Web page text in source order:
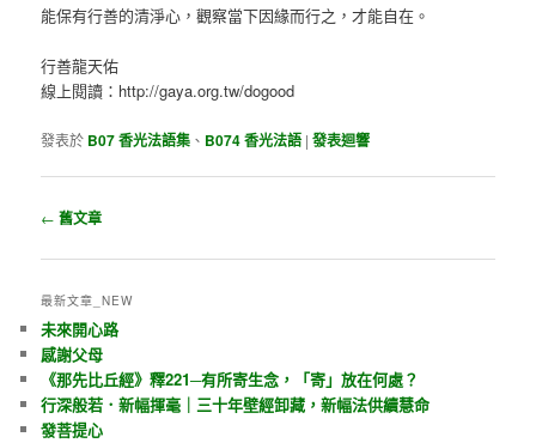
能保有行善的清淨心，觀察當下因緣而行之，才能自在。
行善龍天佑
線上閱讀：http://gaya.org.tw/dogood
發表於 B07 香光法語集 、 B074 香光法語 |發表迴響
瀏覽文章
← 舊文章
最新文章_NEW
未來開心路
感謝父母
《那先比丘經》釋221─有所寄生念，「寄」放在何處？
行深般若．新幅揮毫｜三十年壁經卸藏，新幅法供續慧命
發菩提心